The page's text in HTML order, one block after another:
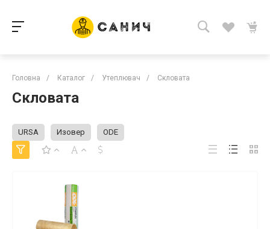
Головна / Каталог / Утеплювач / Скловата
Скловата
URSA Изовер ODE